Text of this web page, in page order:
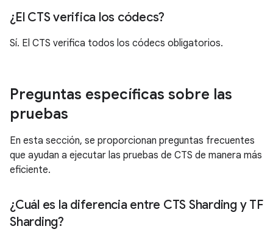
¿El CTS verifica los códecs?
Sí. El CTS verifica todos los códecs obligatorios.
Preguntas específicas sobre las
pruebas
En esta sección, se proporcionan preguntas frecuentes
que ayudan a ejecutar las pruebas de CTS de manera más
eficiente.
¿Cuál es la diferencia entre CTS Sharding y TF
Sharding?